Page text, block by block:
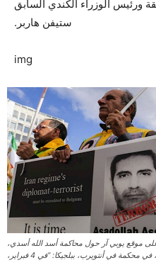
ورئيس الوزراء الكندي السابق
ستيفن هاربر.
موقع يوبي آر حول محاكمة أسد الله أسدي،
في أنتويرب، ببلجيكا: “في 4 فبراير،